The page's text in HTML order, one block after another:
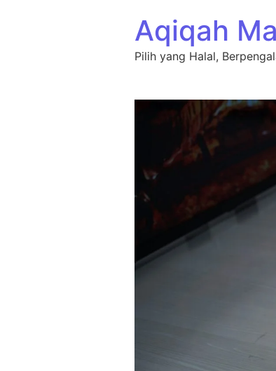
Aqiqah
Pilih yang Halal,